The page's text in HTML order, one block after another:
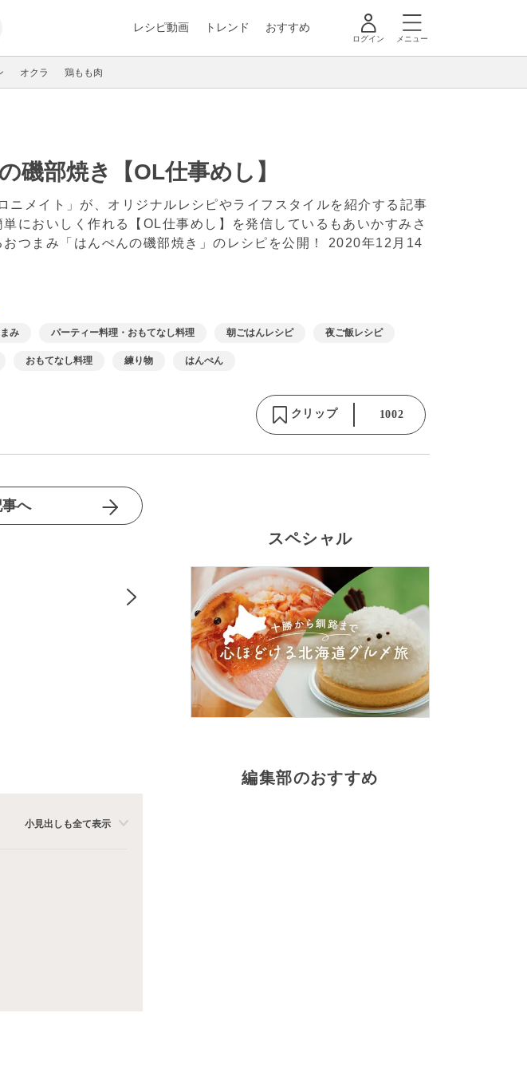
レシピ動画 トレンド おすすめ
ログイン メニュー
オクラ 鶏もも肉
磯部焼き【OL仕事めし】
メイト」が、オリジナルレシピやライフスタイルを紹介する記事
においしく作れる【OL仕事めし】を発信しているもあいかすみさ
つまみ「はんぺんの磯部焼き」のレシピを公開！ 2020年12月14
み パーティー料理・おもてなし料理 朝ごはんレシピ 夜ご飯レシピ
おもてなし料理 練り物 はんぺん
クリップ 1002
へ
小見出しも全て表示
スペシャル
編集部のおすすめ